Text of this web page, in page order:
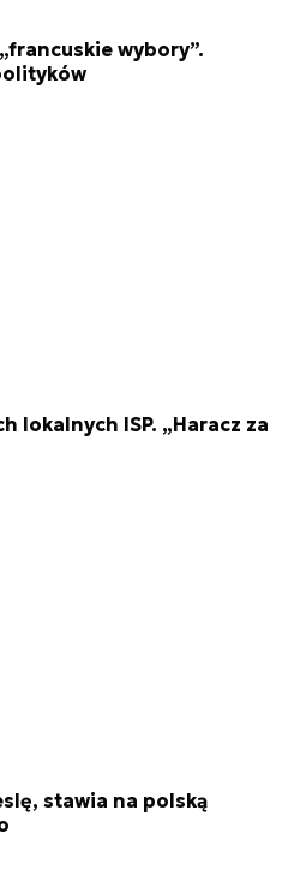
wybory”.
lokalnych ISP. „Haracz za
stawia na polską